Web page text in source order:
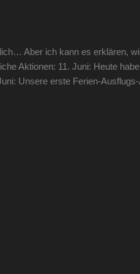
Aber ich kann es erklären,
Aktionen: 11. Juni: Heute
Unsere erste Ferien-